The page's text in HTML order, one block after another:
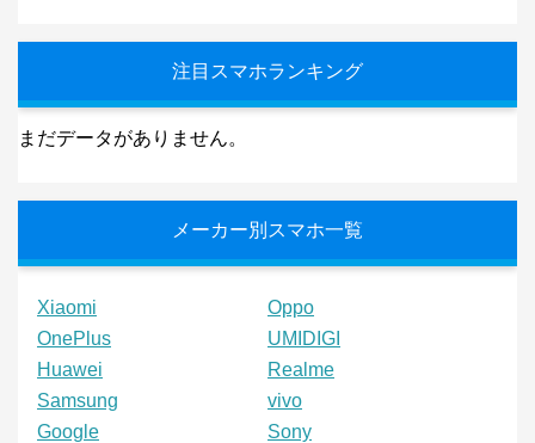
注目スマホランキング
まだデータがありません。
メーカー別スマホ一覧
Xiaomi
Oppo
OnePlus
UMIDIGI
Huawei
Realme
Samsung
vivo
Google
Sony